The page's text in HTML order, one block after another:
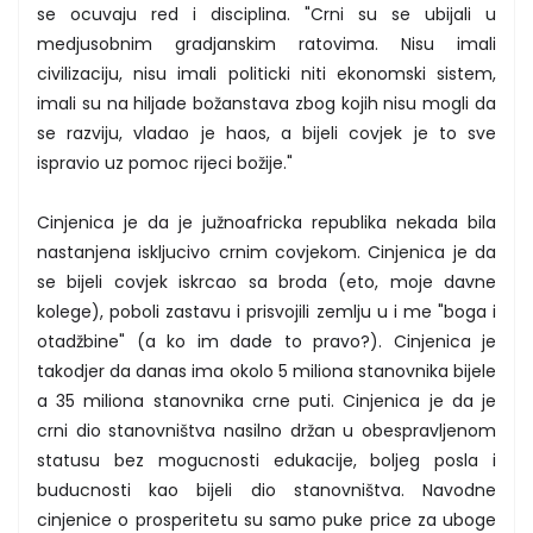
se ocuvaju red i disciplina. "Crni su se ubijali u
medjusobnim gradjanskim ratovima. Nisu imali
civilizaciju, nisu imali politicki niti ekonomski sistem,
imali su na hiljade božanstava zbog kojih nisu mogli da
se razviju, vladao je haos, a bijeli covjek je to sve
ispravio uz pomoc rijeci božije."
Cinjenica je da je južnoafricka republika nekada bila
nastanjena iskljucivo crnim covjekom. Cinjenica je da
se bijeli covjek iskrcao sa broda (eto, moje davne
kolege), poboli zastavu i prisvojili zemlju u i me "boga i
otadžbine" (a ko im dade to pravo?). Cinjenica je
takodjer da danas ima okolo 5 miliona stanovnika bijele
a 35 miliona stanovnika crne puti. Cinjenica je da je
crni dio stanovništva nasilno držan u obespravljenom
statusu bez mogucnosti edukacije, boljeg posla i
buducnosti kao bijeli dio stanovništva. Navodne
cinjenice o prosperitetu su samo puke price za uboge